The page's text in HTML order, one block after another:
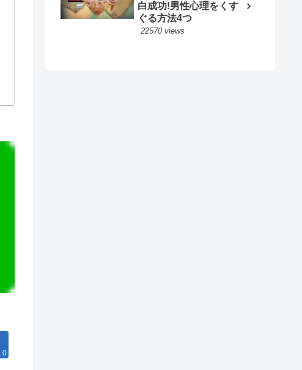
0
白成功!男性心理をくす
ぐる方法4つ
22570 views